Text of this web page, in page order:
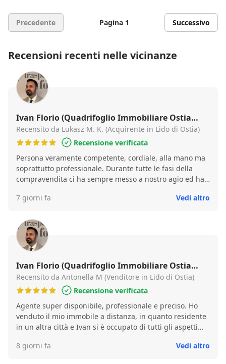
Precedente Pagina 1 Successivo
Recensioni recenti nelle vicinanze
Ivan Florio (Quadrifoglio Immobiliare Ostia
Rovere)
Recensito da Lukasz M. K. (Acquirente in Lido di Ostia)
Recensione verificata
Persona veramente competente, cordiale, alla mano ma
soprattutto professionale. Durante tutte le fasi della
compravendita ci ha sempre messo a nostro agio ed ha
chiedevamo. Ottima esperienza che mi ha fatto
dovessimo mai ricapitare nel mercato immobiliare, mi
farei seguire da lui. Grazie di tutto Ivan!
7 giorni fa Vedi altro
Ivan Florio (Quadrifoglio Immobiliare Ostia
Rovere)
Recensito da Antonella M (Venditore in Lido di Ostia)
Recensione verificata
Agente super disponibile, professionale e preciso. Ho
venduto il mio immobile a distanza, in quanto residente
in un altra città e Ivan si è occupato di tutti gli aspetti
lontana. La sua disponibilità è andata ben oltre il suo
8 giorni fa Vedi altro